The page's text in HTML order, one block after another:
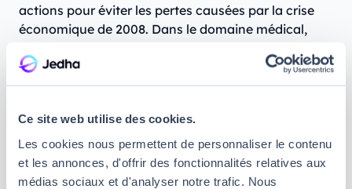
Ce site web utilise des cookies.
Les cookies nous permettent de personnaliser le contenu
et les annonces, d'offrir des fonctionnalités relatives aux
médias sociaux et d'analyser notre trafic. Nous
actions pour éviter les pertes causées par la crise
économique de 2008. Dans le domaine médical,
autorégressive peut prédire l'incidence d'une
épidémie dans une région. Le modèle s'adapte en
prévisions plus ou moins exactes.